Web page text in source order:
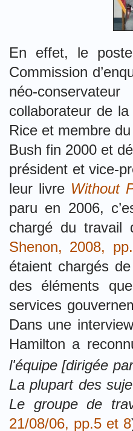
En effet, le
Commission
néo-conservateur
collaborateur de
Rice et membre
Bush fin 2000 et
président et vice-
leur livre Without
paru en 2006,
chargé du travail
Shenon, 2008,
étaient chargés
des éléments
services
Dans une
Hamilton a
l'équipe[dirigée
La plupart des
Le groupe de
21/08/06, pp.5 et 8